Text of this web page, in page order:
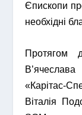
Єпископи
необхідні
Протягом
«Карітас-
Віталія